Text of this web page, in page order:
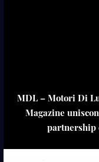
MDL – Motori Di
Magazine
partnership